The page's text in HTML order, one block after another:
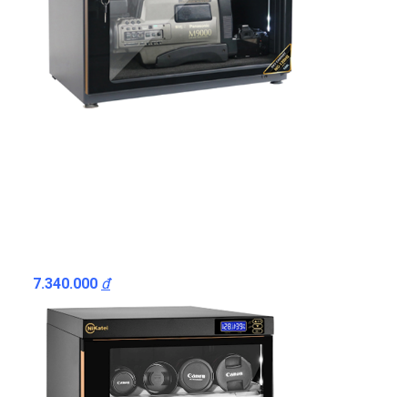
7.340.000 đ